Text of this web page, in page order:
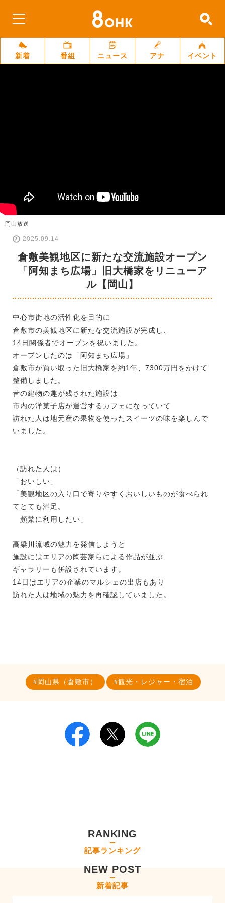
新着 番組 ニュース アナ イベント
岡山放送
2025.09.14
倉敷美観地区に新たな交流施設オープン
「阿知まち広場」旧大橋家をリニューア
ル【岡山】
中心市街地の活性化を目的に
倉敷市の美観地区に新たな交流施設が完成し、
14日関係者でオープンを祝いました。
オープンしたのは「阿知まち広場」
倉敷市が買い取った旧大橋家を約1年、7300万円をかけて
整備しました。
昔の建物の趣が残された施設は
市内の洋菓子店が運営するカフェになっていて
訪れた人は地元産の果物を使ったスイーツの味を楽しんで
いました。
（訪れた人は）
「おいしい」
「美観地区の入り口で寄りやすくおいしいものが食べられ
てとても満足。
頻繁に利用したい」
高梁川流域の魅力を発信しようと
施設にはエリアの陶芸家らによる作品が並ぶ
ギャラリーも併設されています。
14日はエリアの企業のマルシェの出店もあり
訪れた人は地域の魅力を再確認していました。
岡山県（倉敷市） 観光・レジャー・宿泊
RANKING
記事ランキング
NEW POST
新着記事